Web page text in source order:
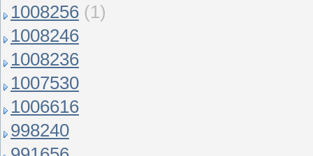
1008256 (1)
1008246
1008236
1007530
1006616
998240